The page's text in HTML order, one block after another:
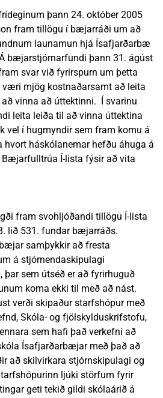
þann 24. október 2005
fram tillögu í bæjarráði um að
launamun hjá Ísafjarðarbæ
bæjarstjórnarfundi þann 31. ágúst
svar við fyrirspurn um þetta
mjög kostnaðarsamt að leita
vinna að úttektinni. Í svarinu
leita leiða til að vinna úttektina
vel í hugmyndir sem fram komu á
háskólanemar hefðu áhuga á
Í-lista fýsir að vita
fram svohljóðandi tillögu Í-lista
lið 531. fundar bæjarráðs.
samþykkir að fresta
á stjórnendaskipulagi
þar sem útséð er að fyrirhuguð
koma ekki til með að nást.
verði skipaður starfshópur með
Skóla- og fjölskylduskrifstofu,
sem hafi það verkefni að
Ísafjarðarbæjar með það að
að skilvirkara stjórnskipulagi og
ljúki störfum fyrir
geti tekið gildi skólaárið á